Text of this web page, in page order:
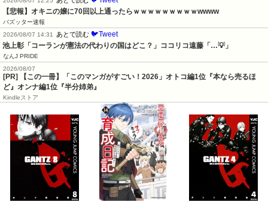
【悲報】オキニの嬢に70回以上通ったらｗｗｗｗｗｗｗｗｗwwww
バズッター速報
2026/08/07 14:31
あとで読む 🐦Tweet
池上彰「コーランが憲法の代わりの国はどこ？」ココリコ遠藤「…💡」
なんJ PRIDE
2026/08/07
[PR] 【この一冊】「このマンガがすごい！2026」オトコ編1位『本なら売るほ
ど』オンナ編1位『半分姉弟』
Kindleストア